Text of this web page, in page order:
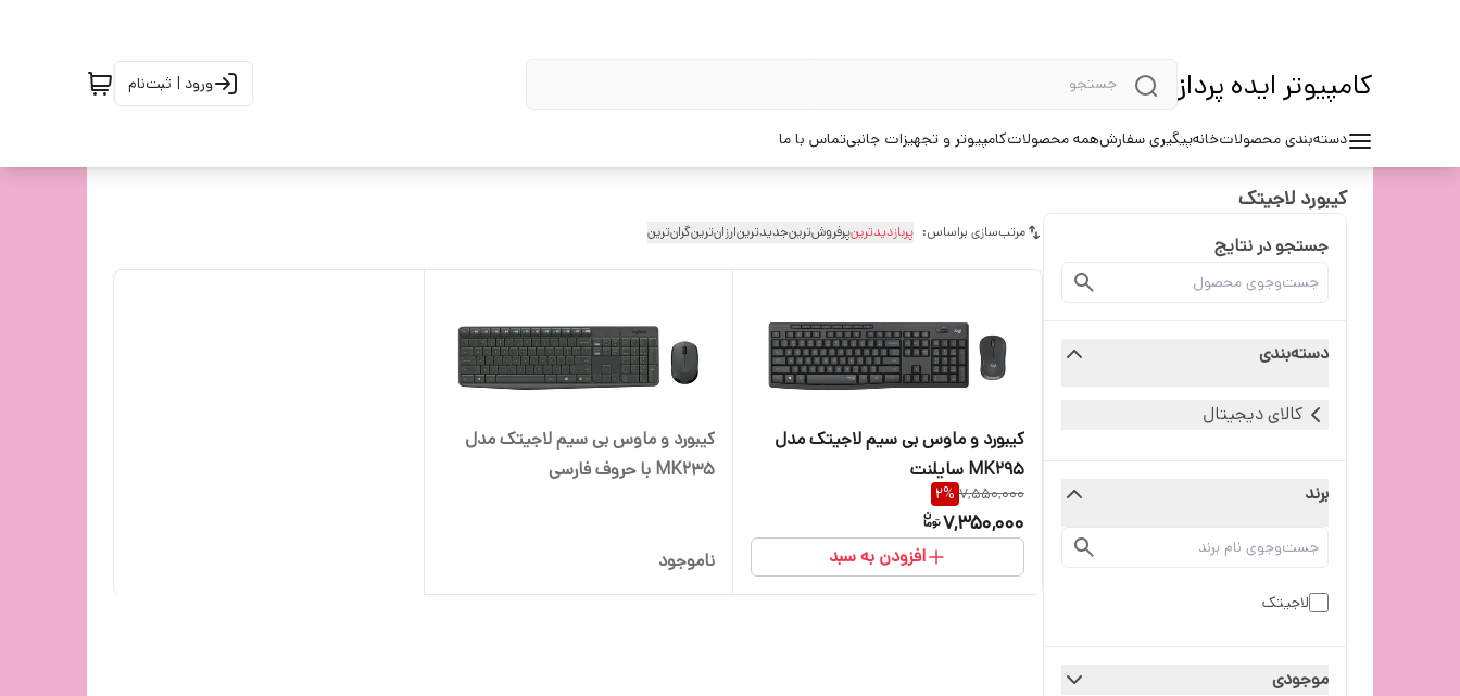
کامپیوتر ایده پرداز ورود | ثبت‌نام
دسته‌بندی محصولاتخانهپیگیری سفارشهمه محصولاتکامپیوتر و تجهیزات جانبیتماس با ما
کیبورد لاجیتک
جستجو در نتایج
دسته‌بندی
کالای دیجیتال
برند
لاجیتک
موجودی
مرتب‌سازی براساس: پربازدیدترینپرفروش‌ترینجدیدترینارزان‌ترینگران‌ترین
کیبورد و ماوس بی سیم لاجیتک مدل
MK295 سایلنت
7,550,000
2%
7,350,000
افزودن به سبد
کیبورد و ماوس بی سیم لاجیتک مدل
MK235 با حروف فارسی
ناموجود